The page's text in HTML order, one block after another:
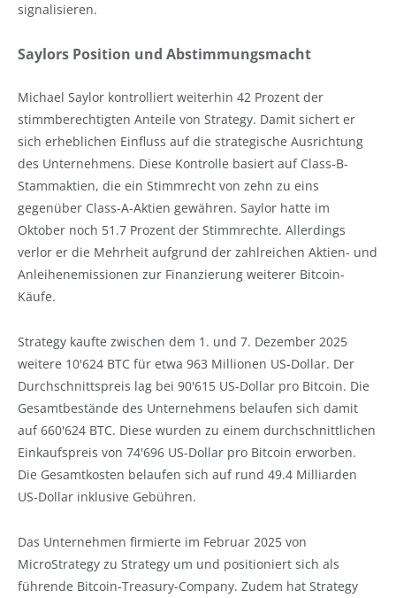
signalisieren.
Saylors Position und Abstimmungsmacht
Michael Saylor kontrolliert weiterhin 42 Prozent der
stimmberechtigten Anteile von Strategy. Damit sichert er
sich erheblichen Einfluss auf die strategische Ausrichtung
des Unternehmens. Diese Kontrolle basiert auf Class-B-
Stammaktien, die ein Stimmrecht von zehn zu eins
gegenüber Class-A-Aktien gewähren. Saylor hatte im
Oktober noch 51.7 Prozent der Stimmrechte. Allerdings
verlor er die Mehrheit aufgrund der zahlreichen Aktien- und
Anleihenemissionen zur Finanzierung weiterer Bitcoin-
Käufe.
Strategy kaufte zwischen dem 1. und 7. Dezember 2025
weitere 10'624 BTC für etwa 963 Millionen US-Dollar. Der
Durchschnittspreis lag bei 90'615 US-Dollar pro Bitcoin. Die
Gesamtbestände des Unternehmens belaufen sich damit
auf 660'624 BTC. Diese wurden zu einem durchschnittlichen
Einkaufspreis von 74'696 US-Dollar pro Bitcoin erworben.
Die Gesamtkosten belaufen sich auf rund 49.4 Milliarden
US-Dollar inklusive Gebühren.
Das Unternehmen firmierte im Februar 2025 von
MicroStrategy zu Strategy um und positioniert sich als
führende Bitcoin-Treasury-Company. Zudem hat Strategy